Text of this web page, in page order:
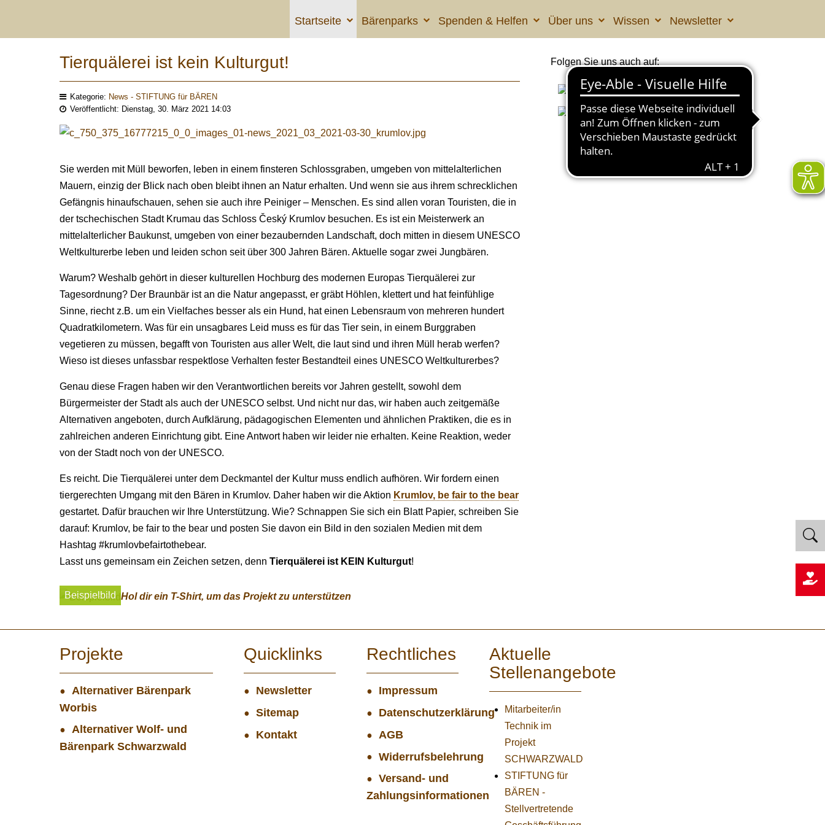
Startseite Bärenparks Spenden & Helfen Über uns Wissen Newsletter
Tierquälerei ist kein Kulturgut!
Kategorie: News - STIFTUNG für BÄREN
Veröffentlicht: Dienstag, 30. März 2021 14:03
Sie werden mit Müll beworfen, leben in einem finsteren Schlossgraben, umgeben von mittelalterlichen
Mauern, einzig der Blick nach oben bleibt ihnen an Natur erhalten. Und wenn sie aus ihrem schrecklichen
Gefängnis hinaufschauen, sehen sie auch ihre Peiniger – Menschen. Es sind allen voran Touristen, die in
der tschechischen Stadt Krumau das Schloss Český Krumlov besuchen. Es ist ein Meisterwerk an
mittelalterlicher Baukunst, umgeben von einer bezaubernden Landschaft, doch mitten in diesem UNESCO
Weltkulturerbe leben und leiden schon seit über 300 Jahren Bären. Aktuelle sogar zwei Jungbären.
Warum? Weshalb gehört in dieser kulturellen Hochburg des modernen Europas Tierquälerei zur
Tagesordnung? Der Braunbär ist an die Natur angepasst, er gräbt Höhlen, klettert und hat feinfühlige
Sinne, riecht z.B. um ein Vielfaches besser als ein Hund, hat einen Lebensraum von mehreren hundert
Quadratkilometern. Was für ein unsagbares Leid muss es für das Tier sein, in einem Burggraben
vegetieren zu müssen, begafft von Touristen aus aller Welt, die laut sind und ihren Müll herab werfen?
Wieso ist dieses unfassbar respektlose Verhalten fester Bestandteil eines UNESCO Weltkulturerbes?
Genau diese Fragen haben wir den Verantwortlichen bereits vor Jahren gestellt, sowohl dem
Bürgermeister der Stadt als auch der UNESCO selbst. Und nicht nur das, wir haben auch zeitgemäße
Alternativen angeboten, durch Aufklärung, pädagogischen Elementen und ähnlichen Praktiken, die es in
zahlreichen anderen Einrichtung gibt. Eine Antwort haben wir leider nie erhalten. Keine Reaktion, weder
von der Stadt noch von der UNESCO.
Es reicht. Die Tierquälerei unter dem Deckmantel der Kultur muss endlich aufhören. Wir fordern einen
tiergerechten Umgang mit den Bären in Krumlov. Daher haben wir die Aktion Krumlov, be fair to the bear
gestartet. Dafür brauchen wir Ihre Unterstützung. Wie? Schnappen Sie sich ein Blatt Papier, schreiben Sie
darauf: Krumlov, be fair to the bear und posten Sie davon ein Bild in den sozialen Medien mit dem
Hashtag #krumlovbefairtothebear.
Lasst uns gemeinsam ein Zeichen setzen, denn Tierquälerei ist KEIN Kulturgut!
Beispielbild Hol dir ein T-Shirt, um das Projekt zu unterstützen
Folgen Sie uns auch auf:
Projekte
Alternativer Bärenpark
Worbis
Alternativer Wolf- und
Bärenpark Schwarzwald
Quicklinks
Newsletter
Sitemap
Kontakt
Rechtliches
Impressum
Datenschutzerklärung
AGB
Widerrufsbelehrung
Versand- und
Zahlungsinformationen
Aktuelle
Stellenangebote
Mitarbeiter/in
Technik im
Projekt
SCHWARZWALD
STIFTUNG für
BÄREN -
Stellvertretende